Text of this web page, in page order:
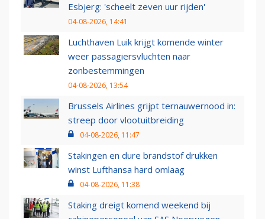
Esbjerg: 'scheelt zeven uur rijden'
04-08-2026, 14:41
Luchthaven Luik krijgt komende winter
weer passagiersvluchten naar
zonbestemmingen
04-08-2026, 13:54
Brussels Airlines grijpt ternauwernood in:
streep door vlootuitbreiding
04-08-2026, 11:47
Stakingen en dure brandstof drukken
winst Lufthansa hard omlaag
04-08-2026, 11:38
Staking dreigt komend weekend bij